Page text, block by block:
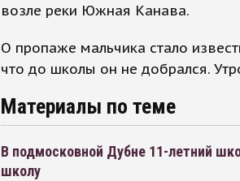
возле реки Южная Канава.
О пропаже мальчика стало
что до школы он не добрался.
Материалы по теме
В подмосковной Дубне 11-летний
школу